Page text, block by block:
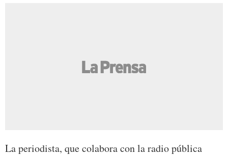
La periodista, que colabora con la radio pública